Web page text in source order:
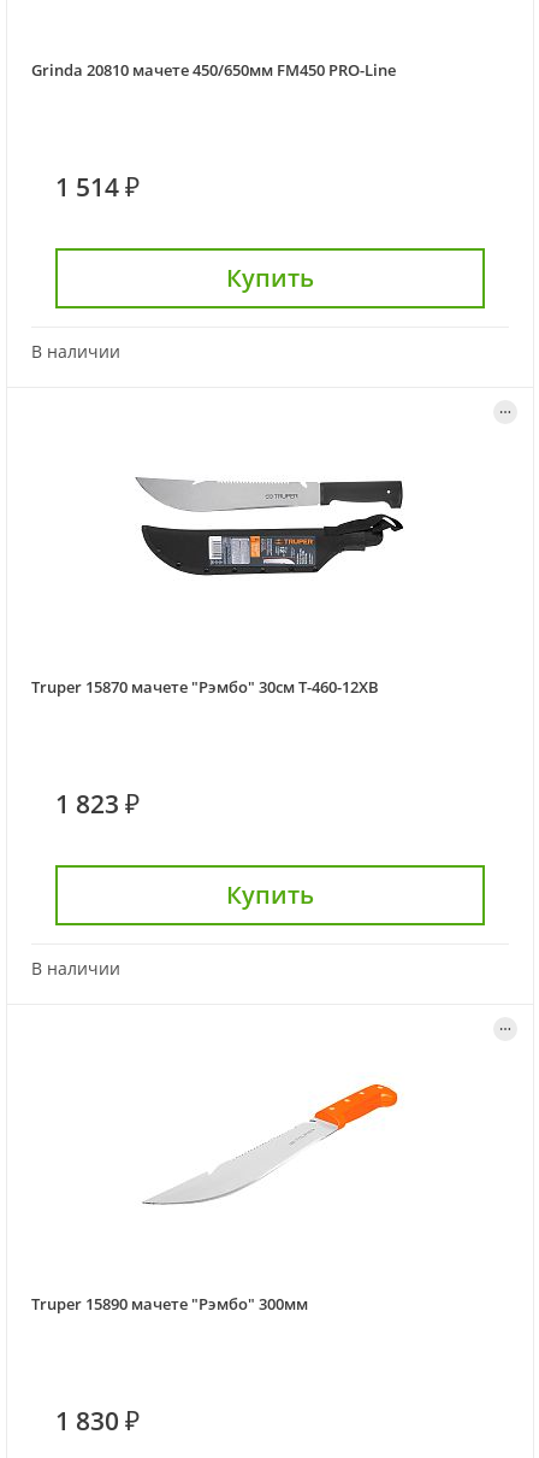
Grinda 20810 мачете 450/650мм FM450 PRO-Line
1 514 ₽
Купить
В наличии
Truper 15870 мачете "Рэмбо" 30см T-460-12XB
1 823 ₽
Купить
В наличии
Truper 15890 мачете "Рэмбо" 300мм
1 830 ₽